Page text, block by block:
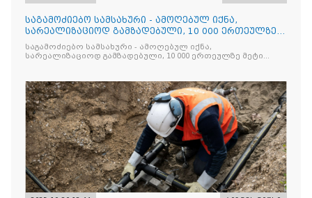
საგამოძიებო სამსახური - ამოღებულ იქნა,
სარეალიზაციოდ გამზადებული, 10 000 ერთეულზე
მეტი „Jacobs Monar
საგამოძიებო სამსახური - ამოღებულ იქნა,
სარეალიზაციოდ გამზადებული, 10 000 ერთეულზე მეტი
„Raffaello”-ს სასაქონლო ნიშნით უკანონო ნიშანდებული
ტკბილეული